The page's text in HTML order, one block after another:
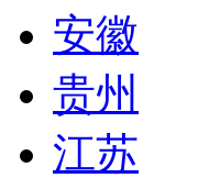
安徽
贵州
江苏